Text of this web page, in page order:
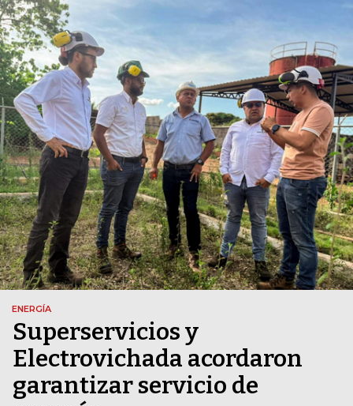
ENERGÍA
Superservicios y
Electrovichada acordaron
garantizar servicio de